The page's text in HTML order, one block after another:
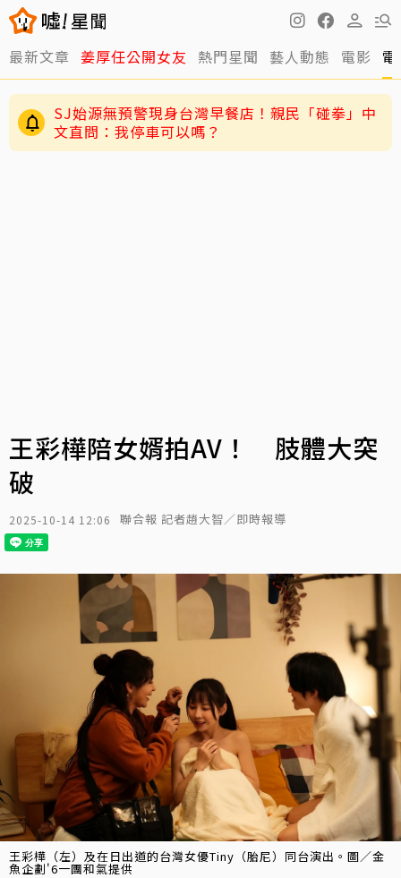
最新文章 姜厚任公開女友 熱門星聞 藝人動態 電影
SJ始源無預警現身台灣早餐店！親民「碰拳」中
文直問：我停車可以嗎？
王彩樺陪女婿拍AV！ 肢體大突
破
2025-10-14 12:06 聯合報 記者趙大智／即時報導
王彩樺（左）及在日出道的台灣女優Tiny（胎尼）同台演出。圖／金
魚企劃'6一團和氣提供